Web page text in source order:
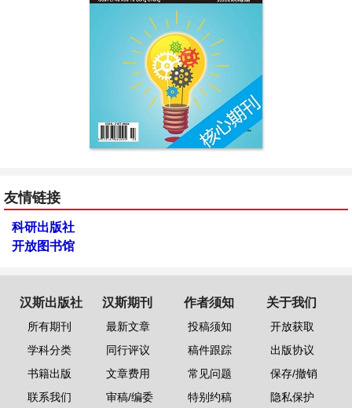
友情链接
科研出版社
开放图书馆
汉斯出版社
所有期刊
学科分类
书籍出版
联系我们
汉斯期刊
最新文章
同行评议
文章费用
审稿/编委
作者须知
投稿须知
稿件跟踪
常见问题
特别约稿
关于我们
开放获取
出版协议
保存/撤销
隐私保护